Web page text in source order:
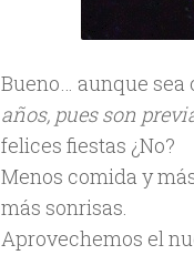
Bueno… aunque sea
años, pues son
felices fiestas ¿No?
Menos comida y
más sonrisas.
Aprovechemos el